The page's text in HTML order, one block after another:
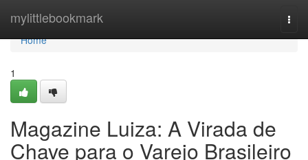
mylittlebookmark
Home
Home
1
Magazine Luiza: A Virada de
Chave para o Varejo Brasileiro